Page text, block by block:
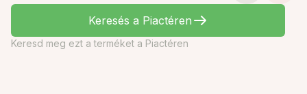
Keresés a Piactéren
Keresd meg ezt a terméket a Piactéren